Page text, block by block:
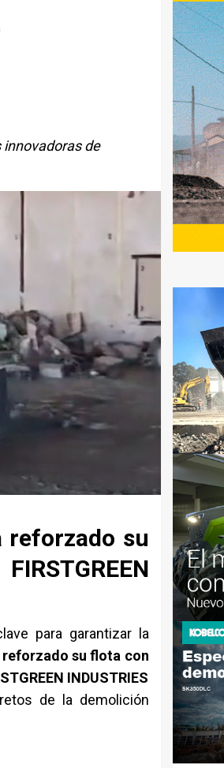
innovadoras de
reforzado su
para garantizar la
reforzado su flota con
INDUSTRIES
de la demolición